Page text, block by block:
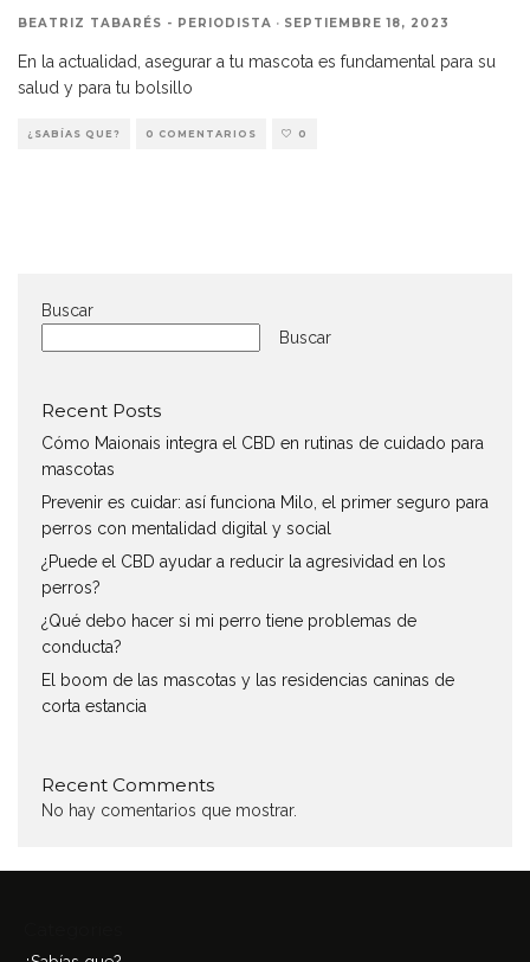
BEATRIZ TABARÉS - PERIODISTA · SEPTIEMBRE 18, 2023
En la actualidad, asegurar a tu mascota es fundamental para su
salud y para tu bolsillo
¿SABÍAS QUE? 0 COMENTARIOS 0
Buscar
Buscar
Recent Posts
Cómo Maionais integra el CBD en rutinas de cuidado para
mascotas
Prevenir es cuidar: así funciona Milo, el primer seguro para
perros con mentalidad digital y social
¿Puede el CBD ayudar a reducir la agresividad en los
perros?
¿Qué debo hacer si mi perro tiene problemas de
conducta?
El boom de las mascotas y las residencias caninas de
corta estancia
Recent Comments
No hay comentarios que mostrar.